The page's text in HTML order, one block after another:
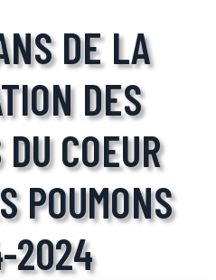
DE LA
DES
COEUR
POUMONS
2024